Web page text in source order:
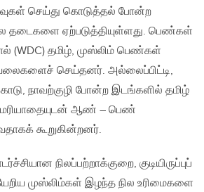
செய்து கொடுத்தல் போன்ற
தடைகளை ஏற்படுத்தியுள்ளது. பெண்கள்
(WDC) தமிழ், முஸ்லிம் பெண்கள்
செய்தனர். அல்லைப்பிட்டி,
நாவற்குழி போன்ற இடங்களில் தமிழ்
மரியாதையுடன் ஆண் – பெண்
கூறுகின்றனர்.
நிலப்பற்றாக்குறை, குடியிருப்புப்
முஸ்லிம்கள் இழந்த நில உரிமைகளை